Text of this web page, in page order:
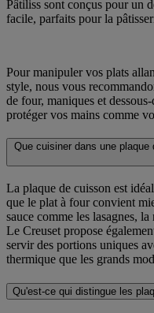
Pâtiliss sont conçus pour un
facile, parfaits pour la
Pour manipuler vos plats
style, nous vous
de four, maniques et
protéger vos mains comme
Que cuisiner dans une
La plaque de cuisson est
que le plat à four convient
sauce comme les lasagnes,
Le Creuset propose
servir des portions uniques
thermique que les grands
Qu'est-ce qui distingue les